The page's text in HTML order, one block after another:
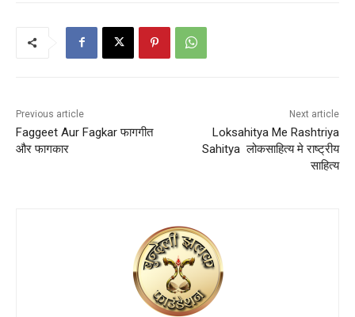
Previous article
Faggeet Aur Fagkar फागगीत
और फागकार
Next article
Loksahitya Me Rashtriya
Sahitya लोकसाहित्य मे राष्ट्रीय
साहित्य